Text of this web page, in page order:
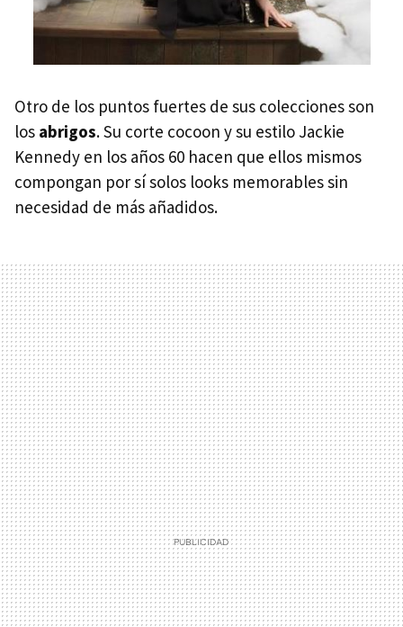
Otro de los puntos fuertes de sus colecciones son
los abrigos. Su corte cocoon y su estilo Jackie
Kennedy en los años 60 hacen que ellos mismos
compongan por sí solos looks memorables sin
necesidad de más añadidos.